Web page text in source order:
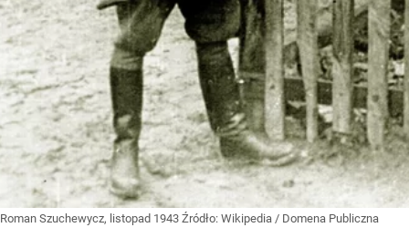
Roman Szuchewycz, listopad 1943 Źródło: Wikipedia / Domena Publiczna